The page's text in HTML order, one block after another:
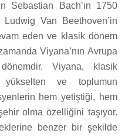
Sebastian Bach’ın 1750
Van Beethoven’in
eden ve klasik dönem
Viyana’nın Avrupa
Viyana, klasik
ve toplumun
hem yetiştiği, hem
olma özelliğini taşıyor.
benzer bir şekilde